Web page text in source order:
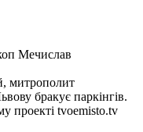
Мечислав
митрополит
бракує паркінгів.
проекті tvoemisto.tv